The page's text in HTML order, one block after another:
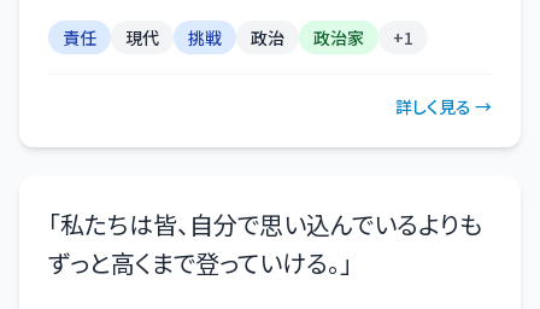
責任 現代 挑戦 政治 政治家 +1
詳しく見る →
「私たちは皆、自分で思い込んでいるよりも
ずっと高くまで登っていける。 」